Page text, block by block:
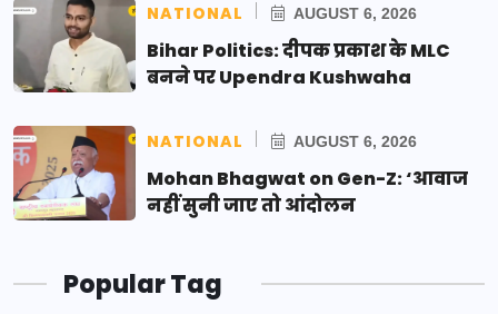
NATIONAL AUGUST 6, 2026
Bihar Politics: दीपक प्रकाश के MLC
बनने पर Upendra Kushwaha
NATIONAL AUGUST 6, 2026
Mohan Bhagwat on Gen-Z: ‘आवाज
नहीं सुनी जाए तो आंदोलन
Popular Tag